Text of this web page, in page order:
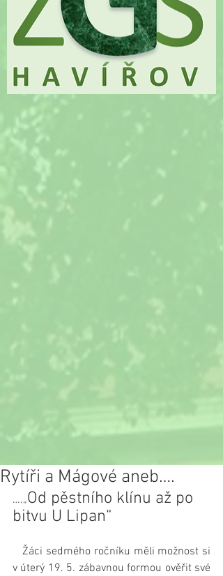
Rytíři a Mágové aneb….
….„Od pěstního klínu až po
bitvu U Lipan“
Žáci sedmého ročníku měli možnost si
v úterý 19. 5. zábavnou formou ověřit své